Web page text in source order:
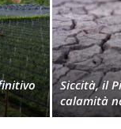
Siccità, il
calamità